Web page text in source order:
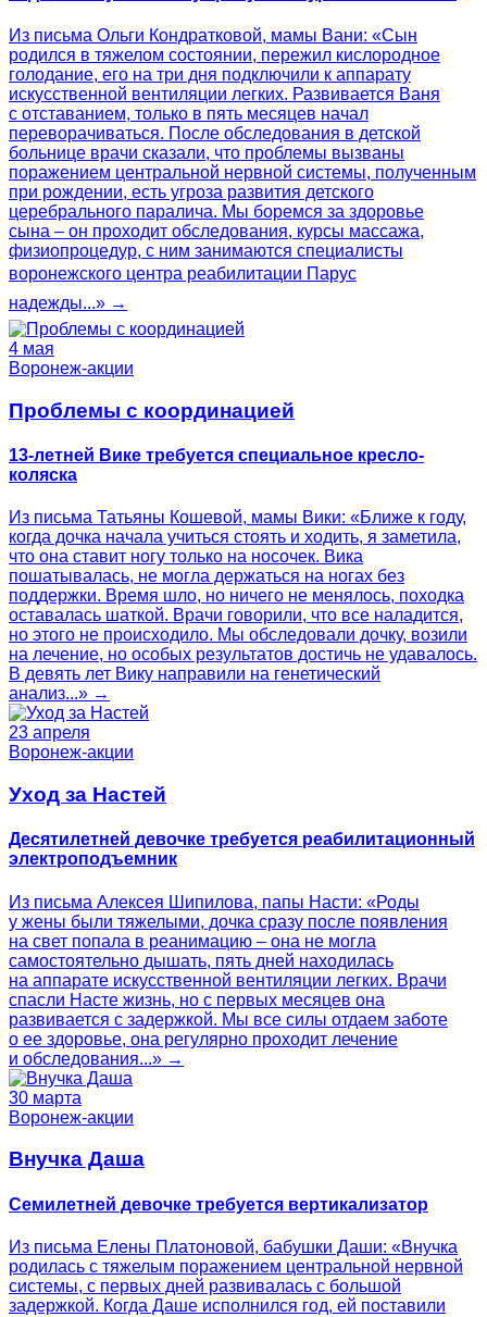
Из письма Ольги Кондратковой, мамы Вани: «Сын
родился в тяжелом состоянии, пережил кислородное
голодание, его на три дня подключили к аппарату
искусственной вентиляции легких. Развивается Ваня
с отставанием, только в пять месяцев начал
переворачиваться. После обследования в детской
больнице врачи сказали, что проблемы вызваны
поражением центральной нервной системы, полученным
при рождении, есть угроза развития детского
церебрального паралича. Мы боремся за здоровье
сына – он проходит обследования, курсы массажа,
физиопроцедур, с ним занимаются специалисты
воронежского центра реабилитации Парус
надежды...» →
4 мая
Воронеж-акции
Проблемы с координацией
13-летней Вике требуется специальное кресло-
коляска
Из письма Татьяны Кошевой, мамы Вики: «Ближе к году,
когда дочка начала учиться стоять и ходить, я заметила,
что она ставит ногу только на носочек. Вика
пошатывалась, не могла держаться на ногах без
поддержки. Время шло, но ничего не менялось, походка
оставалась шаткой. Врачи говорили, что все наладится,
но этого не происходило. Мы обследовали дочку, возили
на лечение, но особых результатов достичь не удавалось.
В девять лет Вику направили на генетический
анализ...» →
23 апреля
Воронеж-акции
Уход за Настей
Десятилетней девочке требуется реабилитационный
электроподъемник
Из письма Алексея Шипилова, папы Насти: «Роды
у жены были тяжелыми, дочка сразу после появления
на свет попала в реанимацию – она не могла
самостоятельно дышать, пять дней находилась
на аппарате искусственной вентиляции легких. Врачи
спасли Насте жизнь, но с первых месяцев она
развивается с задержкой. Мы все силы отдаем заботе
о ее здоровье, она регулярно проходит лечение
и обследования...» →
30 марта
Воронеж-акции
Внучка Даша
Семилетней девочке требуется вертикализатор
Из письма Елены Платоновой, бабушки Даши: «Внучка
родилась с тяжелым поражением центральной нервной
системы, с первых дней развивалась с большой
задержкой. Когда Даше исполнился год, ей поставили